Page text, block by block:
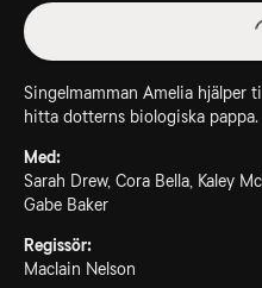
Singelmamman Amelia hjälper
hitta dotterns biologiska pappa.
Med:
Sarah Drew, Cora Bella, Kaley
Gabe Baker
Regissör:
Maclain Nelson